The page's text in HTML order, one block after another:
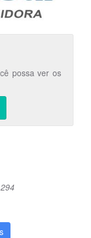
possa ver os